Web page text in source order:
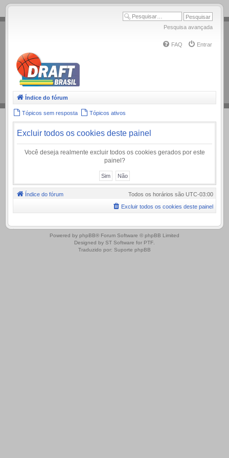
.
Pesquisa avançada
FAQ Entrar
Índice do fórum
Tópicos sem resposta Tópicos ativos
Excluir todos os cookies deste painel
Você deseja realmente excluir todos os cookies gerados por este
painel?
Índice do fórum Todos os horários são UTC-03:00
Excluir todos os cookies deste painel
.
Powered by phpBB® Forum Software © phpBB Limited
Designed by ST Software for PTF
Traduzido por: Suporte phpBB